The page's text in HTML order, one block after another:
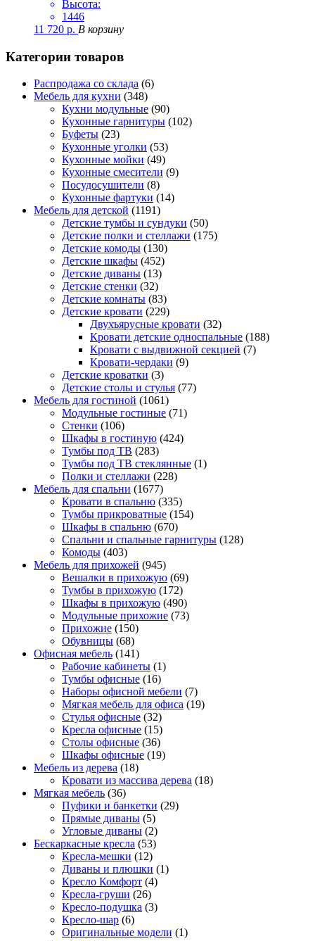
Высота:
1446
11 720 р. В корзину
Категории товаров
Распродажа со склада (6)
Мебель для кухни (348)
Кухни модульные (90)
Кухонные гарнитуры (102)
Буфеты (23)
Кухонные уголки (53)
Кухонные мойки (49)
Кухонные смесители (9)
Посудосушители (8)
Кухонные фартуки (14)
Мебель для детской (1191)
Детские тумбы и сундуки (50)
Детские полки и стеллажи (175)
Детские комоды (130)
Детские шкафы (452)
Детские диваны (13)
Детские стенки (32)
Детские комнаты (83)
Детские кровати (229)
Двухъярусные кровати (32)
Кровати детские односпальные (188)
Кровати с выдвижной секцией (7)
Кровати-чердаки (9)
Детские кроватки (3)
Детские столы и стулья (77)
Мебель для гостиной (1061)
Модульные гостиные (71)
Стенки (106)
Шкафы в гостиную (424)
Тумбы под ТВ (283)
Тумбы под ТВ стеклянные (1)
Полки и стеллажи (228)
Мебель для спальни (1677)
Кровати в спальню (335)
Тумбы прикроватные (154)
Шкафы в спальню (670)
Спальни и спальные гарнитуры (128)
Комоды (403)
Мебель для прихожей (945)
Вешалки в прихожую (69)
Тумбы в прихожую (172)
Шкафы в прихожую (490)
Модульные прихожие (73)
Прихожие (150)
Обувницы (68)
Офисная мебель (141)
Рабочие кабинеты (1)
Тумбы офисные (16)
Наборы офисной мебели (7)
Мягкая мебель для офиса (19)
Стулья офисные (32)
Кресла офисные (15)
Столы офисные (36)
Шкафы офисные (19)
Мебель из дерева (18)
Кровати из массива дерева (18)
Мягкая мебель (36)
Пуфики и банкетки (29)
Прямые диваны (5)
Угловые диваны (2)
Бескаркасные кресла (53)
Кресла-мешки (12)
Диваны и плюшки (1)
Кресло Комфорт (4)
Кресла-груши (26)
Кресло-подушка (3)
Кресло-шар (6)
Оригинальные модели (1)